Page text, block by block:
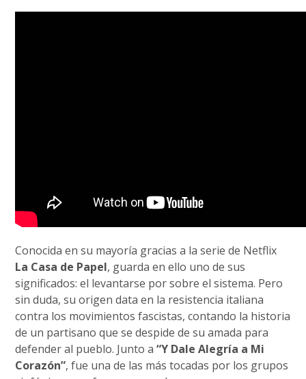
Conocida en su mayoría gracias a la serie de Netflix
La Casa de Papel, guarda en ello uno de sus
significados: el levantarse por sobre el sistema. Pero
sin duda, su origen data en la resistencia italiana
contra los movimientos fascistas, contando la historia
de un partisano que se despide de su amada para
defender al pueblo. Junto a“Y Dale Alegría a Mi
Corazón”, fue una de las más tocadas por los grupos